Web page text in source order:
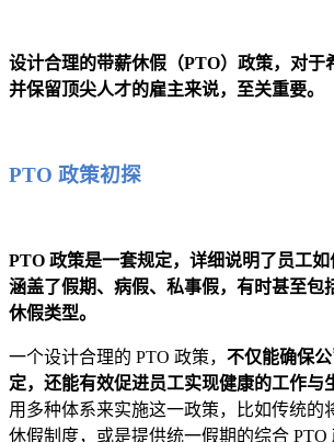
设计合理的带薪休假（PTO）政策，对于
并保留顶尖人才的雇主来说，至关重要。
PTO 政策初探
PTO 政策是一套规定，详细说明了员工如
涵盖了假期、病假、私事假，有时甚至包
休假类型。
一个设计合理的 PTO 政策， 不仅能确保
定，还能有效促进员工实现健康的工作与
用多种体系来实施这一政策，比如传统的
休假制度，或是提供统一假期的综合